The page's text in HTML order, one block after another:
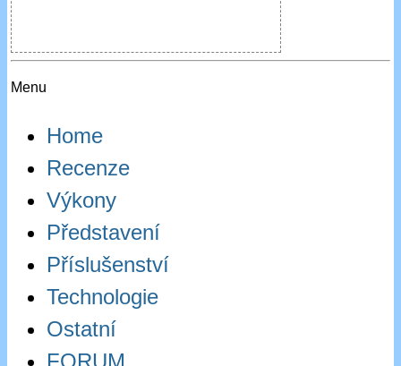
Menu
Home
Recenze
Výkony
Představení
Příslušenství
Technologie
Ostatní